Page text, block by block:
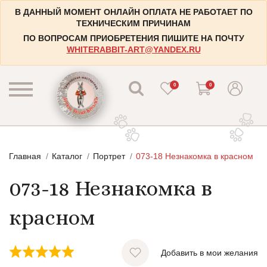
В ДАННЫЙ МОМЕНТ ОНЛАЙН ОПЛАТА НЕ РАБОТАЕТ ПО
ТЕХНИЧЕСКИМ ПРИЧИНАМ
ПО ВОПРОСАМ ПРИОБРЕТЕНИЯ ПИШИТЕ НА ПОЧТУ
WHITERABBIT-ART@YANDEX.RU
0 0
Пейзажи
Городские пейзажи
Натюрморты
Натюрморты с винными бутылками
КОНТАКТЫ
НАБОРЫ
БЛОГ
ИНФОРМАЦИЯ
Главная Каталог Портрет 073-18 Незнакомка в красном
073-18 Незнакомка в
красном
Добавить в мои желания